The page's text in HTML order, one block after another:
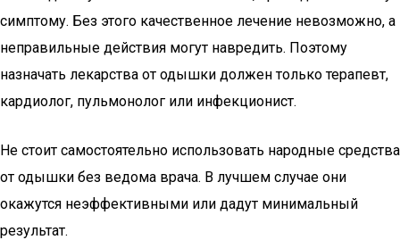
симптому. Без этого качественное лечение невозможно, а
неправильные действия могут навредить. Поэтому
назначать лекарства от одышки должен только терапевт,
кардиолог, пульмонолог или инфекционист.
Не стоит самостоятельно использовать народные средства
от одышки без ведома врача. В лучшем случае они
окажутся неэффективными или дадут минимальный
результат.